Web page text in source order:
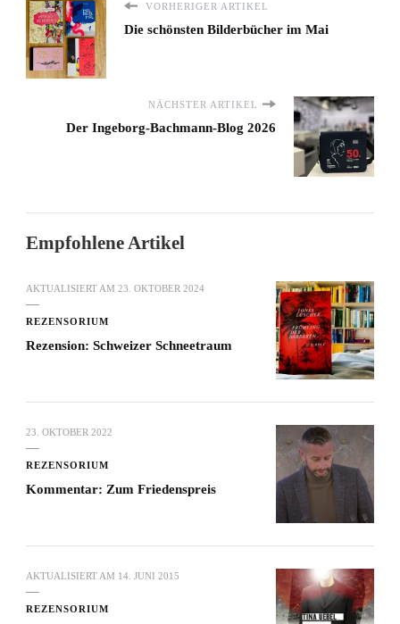
VORHERIGER ARTIKEL
Die schönsten Bilderbücher im Mai
NÄCHSTER ARTIKEL
Der Ingeborg-Bachmann-Blog 2026
Empfohlene Artikel
AKTUALISIERT AM 23. OKTOBER 2024
REZENSORIUM
Rezension: Schweizer Schneetraum
23. OKTOBER 2022
REZENSORIUM
Kommentar: Zum Friedenspreis
AKTUALISIERT AM 14. JUNI 2015
REZENSORIUM